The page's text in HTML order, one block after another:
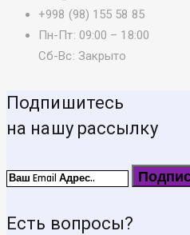
+998 (98) 155 58 85
Пн-Пт: 09:00 – 18:00
Сб-Вс: Закрыто
Подпишитесь
на нашу рассылку
Есть вопросы?